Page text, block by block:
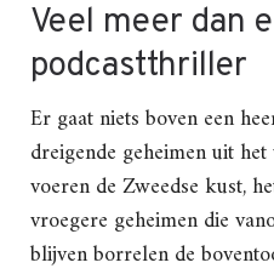
Veel meer dan
podcastthriller
Er gaat niets boven een
dreigende geheimen uit
voeren de Zweedse kust,
vroegere geheimen die
blijven borrelen de